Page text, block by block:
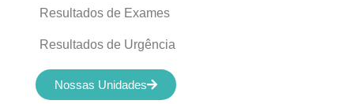
Resultados de Exames
Resultados de Urgência
Nossas Unidades